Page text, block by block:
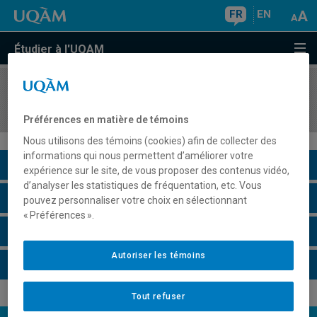
FR EN
Étudier à l'UQAM
COURS//
Description du cours
Horaire - Été 2026
Préférences en matière de témoins
Nous utilisons des témoins (cookies) afin de collecter des
informations qui nous permettent d’améliorer votre
expérience sur le site, de vous proposer des contenus vidéo,
d’analyser les statistiques de fréquentation, etc. Vous
pouvez personnaliser votre choix en sélectionnant
« Préférences ».
Tout refuser
Autoriser les témoins